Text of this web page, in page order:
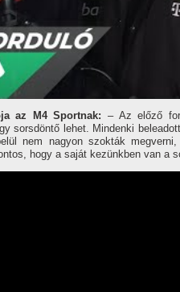
az M4 Sportnak:– Az előző
sorsdöntő lehet. Mindenki
nem nagyon szokták
hogy a saját kezünkben van a